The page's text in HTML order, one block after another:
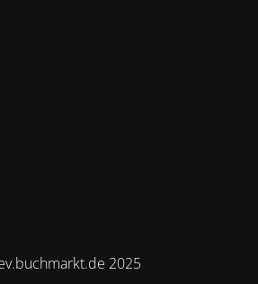
2025